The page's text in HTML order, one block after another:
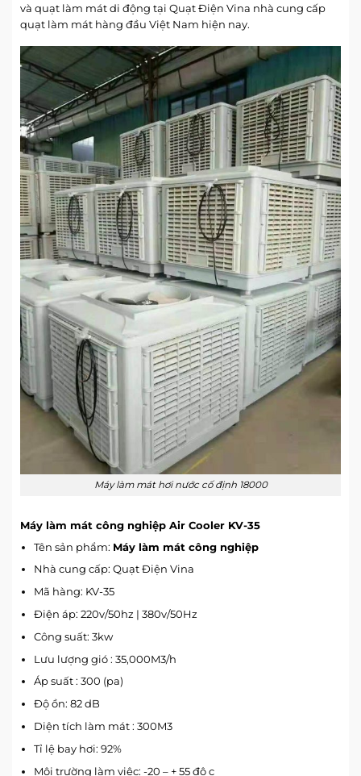
và quạt làm mát di động tại Quạt Điện Vina nhà cung cấp
quạt làm mát hàng đầu Việt Nam hiện nay.
Máy làm mát hơi nước cố định 18000
Máy làm mát công nghiệp Air Cooler KV-35
Tên sản phẩm: Máy làm mát công nghiệp
Nhà cung cấp: Quạt Điện Vina
Mã hàng: KV-35
Điện áp: 220v/50hz | 380v/50Hz
Công suất: 3kw
Lưu lượng gió : 35,000M3/h
Áp suất : 300 (pa)
Độ ồn: 82 dB
Diện tích làm mát : 300M3
Tỉ lệ bay hơi: 92%
Môi trường làm việc: -20 – + 55 độ c